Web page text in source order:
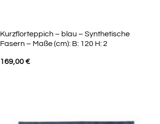
Kurzflorteppich – blau – Synthetische
Fasern – Maße (cm): B: 120 H: 2
169,00€